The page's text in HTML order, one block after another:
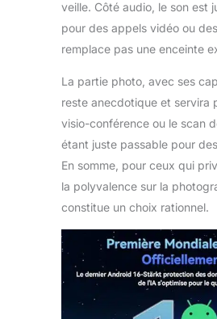
veille. Côté audio, le son est
pour des appels vidéo ou
remplace pas une enceinte
La partie photo, avec ses
reste anecdotique et servira
visio-conférence ou le scan
étant juste passable pour
En somme, pour ceux qui
la polyvalence sur la
constitue un choix rationnel.